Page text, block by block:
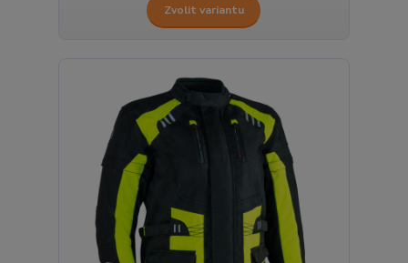
Zvolit variantu